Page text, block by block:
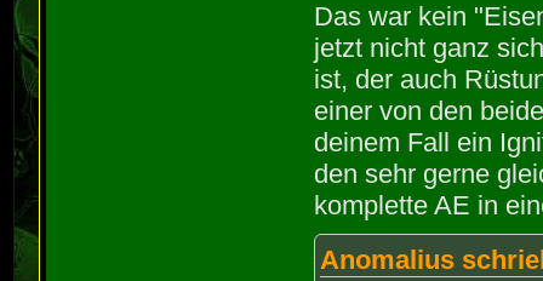
Das war kein
jetzt nicht ganz
ist, der auch
einer von den
deinem Fall ein
den sehr gerne
komplette AE in
Anomalius